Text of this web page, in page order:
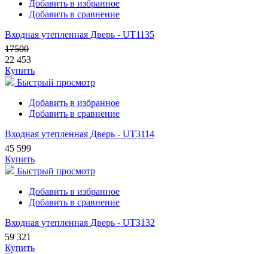
Добавить в избранное
Добавить в сравнение
Входная утепленная Дверь - UT1135
17500
22 453
Купить
Быстрый просмотр
Добавить в избранное
Добавить в сравнение
Входная утепленная Дверь - UT3114
45 599
Купить
Быстрый просмотр
Добавить в избранное
Добавить в сравнение
Входная утепленная Дверь - UT3132
59 321
Купить